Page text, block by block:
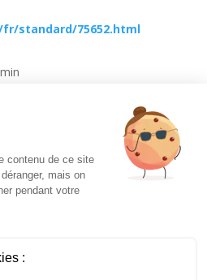
standard/75652.html
27701
contenu de ce site
mais on
pendant votre
: